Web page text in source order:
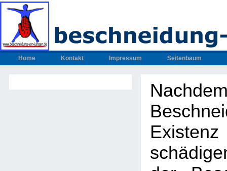
Home Kontakt Impressum Seitenbaum